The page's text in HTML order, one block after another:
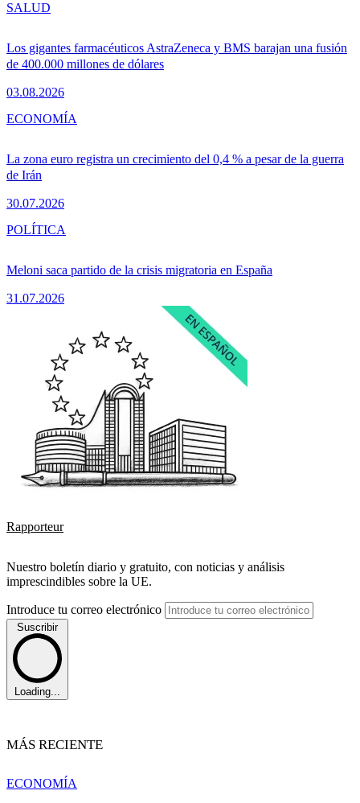
Los gigantes farmacéuticos AstraZeneca y BMS barajan una fusión
de 400.000 millones de dólares
03.08.2026
SALUD
La zona euro registra un crecimiento del 0,4 % a pesar de la guerra
de Irán
30.07.2026
ECONOMÍA
Meloni saca partido de la crisis migratoria en España
31.07.2026
POLÍTICA
Rapporteur
Nuestro boletín diario y gratuito, con noticias y análisis
imprescindibles sobre la UE.
Introduce tu correo electrónico
Suscribir
Loading...
MÁS RECIENTE
ECONOMÍA